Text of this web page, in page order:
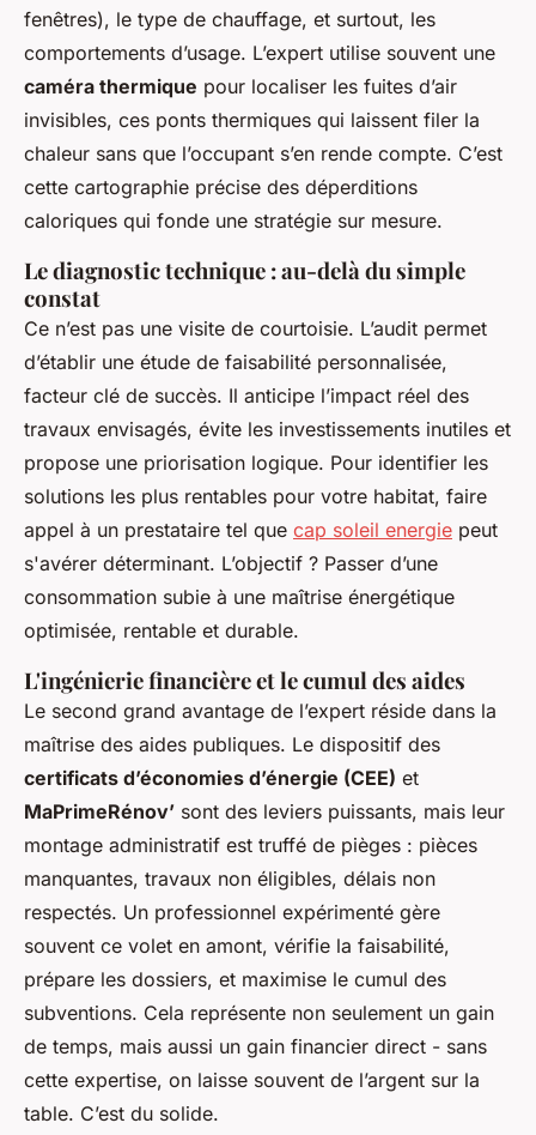
fenêtres), le type de chauffage, et surtout, les
comportements d’usage. L’expert utilise souvent une
caméra thermique pour localiser les fuites d’air
invisibles, ces ponts thermiques qui laissent filer la
chaleur sans que l’occupant s’en rende compte. C’est
cette cartographie précise des déperditions
caloriques qui fonde une stratégie sur mesure.
Le diagnostic technique : au-delà du simple
constat
Ce n’est pas une visite de courtoisie. L’audit permet
d’établir une étude de faisabilité personnalisée,
facteur clé de succès. Il anticipe l’impact réel des
travaux envisagés, évite les investissements inutiles et
propose une priorisation logique. Pour identifier les
solutions les plus rentables pour votre habitat, faire
appel à un prestataire tel que cap soleil energie peut
s'avérer déterminant. L’objectif ? Passer d’une
consommation subie à une maîtrise énergétique
optimisée, rentable et durable.
L'ingénierie financière et le cumul des aides
Le second grand avantage de l’expert réside dans la
maîtrise des aides publiques. Le dispositif des
certificats d’économies d’énergie (CEE) et
MaPrimeRénov’ sont des leviers puissants, mais leur
montage administratif est truffé de pièges : pièces
manquantes, travaux non éligibles, délais non
respectés. Un professionnel expérimenté gère
souvent ce volet en amont, vérifie la faisabilité,
prépare les dossiers, et maximise le cumul des
subventions. Cela représente non seulement un gain
de temps, mais aussi un gain financier direct - sans
cette expertise, on laisse souvent de l’argent sur la
table. C’est du solide.